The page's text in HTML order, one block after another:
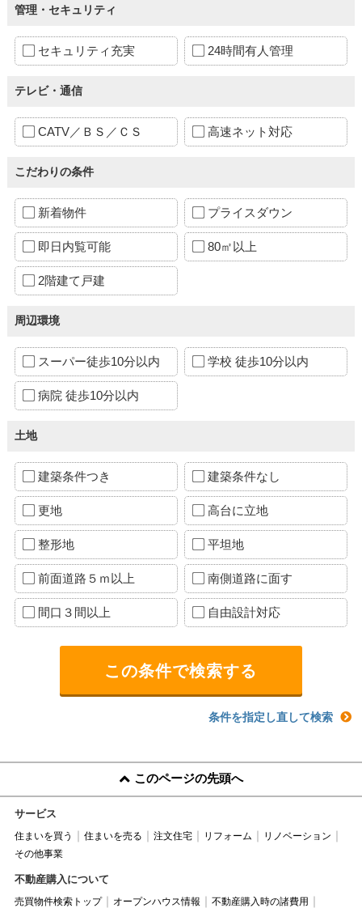
管理・セキュリティ
セキュリティ充実 24時間有人管理
テレビ・通信
CATV／ＢＳ／ＣＳ 高速ネット対応
こだわりの条件
新着物件 プライスダウン
即日内覧可能 80㎡以上
2階建て戸建
周辺環境
スーパー徒歩10分以内 学校 徒歩10分以内
病院 徒歩10分以内
土地
建築条件つき 建築条件なし
更地 高台に立地
整形地 平坦地
前面道路５ｍ以上 南側道路に面す
間口３間以上 自由設計対応
条件を指定し直して検索
このページの先頭へ
サービス
住まいを買う 住まいを売る 注文住宅 リフォーム
リノベーション
その他事業
不動産購入について
売買物件検索トップ オープンハウス情報
不動産購入時の諸費用